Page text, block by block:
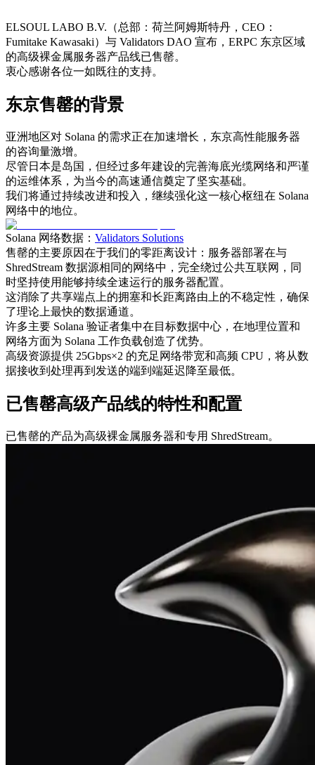
ELSOUL LABO B.V.（总部：荷兰阿姆斯特丹，CEO：
Fumitake Kawasaki）与 Validators DAO 宣布，ERPC 东京区域
的高级裸金属服务器产品线已售罄。
衷心感谢各位一如既往的支持。
东京售罄的背景
亚洲地区对 Solana 的需求正在加速增长，东京高性能服务器
的咨询量激增。
尽管日本是岛国，但经过多年建设的完善海底光缆网络和严谨
的运维体系，为当今的高速通信奠定了坚实基础。
我们将通过持续改进和投入，继续强化这一核心枢纽在 Solana
网络中的地位。
Solana 网络数据： Validators Solutions
售罄的主要原因在于我们的零距离设计：服务器部署在与
ShredStream 数据源相同的网络中，完全绕过公共互联网，同
时坚持使用能够持续全速运行的服务器配置。
这消除了共享端点上的拥塞和长距离路由上的不稳定性，确保
了理论上最快的数据通道。
许多主要 Solana 验证者集中在目标数据中心，在地理位置和
网络方面为 Solana 工作负载创造了优势。
高级资源提供 25Gbps×2 的充足网络带宽和高频 CPU，将从数
据接收到处理再到发送的端到端延迟降至最低。
已售罄高级产品线的特性和配置
已售罄的产品为高级裸金属服务器和专用 ShredStream。